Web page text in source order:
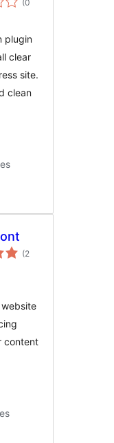
(0
plugin
clear
site.
clean
(2
content